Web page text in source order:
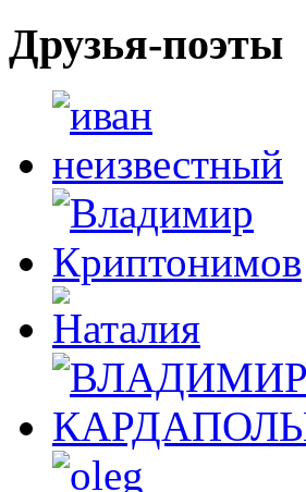
Друзья-поэты